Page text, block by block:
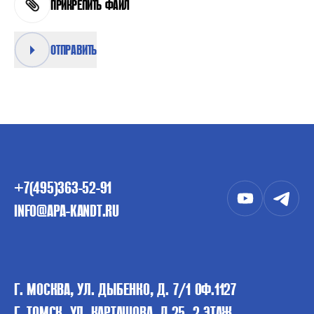
ПРИКРЕПИТЬ ФАЙЛ
ОТПРАВИТЬ
+7(495)363-52-91
INFO@APA-KANDT.RU
Г. МОСКВА, УЛ. ДЫБЕНКО, Д. 7/1 ОФ.1127